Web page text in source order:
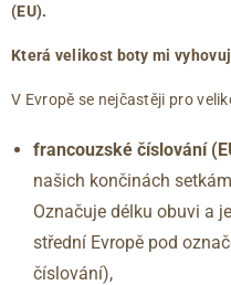
(EU).
Která velikost boty mi
V Evropě se nejčastěji pro
francouzské číslování
našich končinách
Označuje délku obuvi a
střední Evropě pod
číslování),